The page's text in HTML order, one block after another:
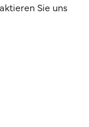
Sie uns